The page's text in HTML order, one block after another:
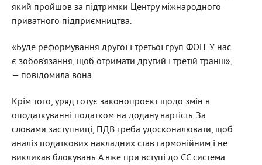
який пройшов за підтримки Центру міжнародного
приватного підприємництва.
«Буде реформування другої і третьої груп ФОП. У нас
є зобов’язання, щоб отримати другий і третій транш»,
— повідомила вона.
Крім того, уряд готує законопроєкт щодо змін в
оподаткуванні податком на додану вартість. За
словами заступниці, ПДВ треба удосконалювати, щоб
аналіз податкових накладних став гармонійним і не
викликав блокувань. А вже при вступі до ЄС система